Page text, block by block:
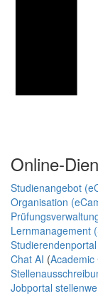
Online-
Studienangebot
Organisation
Lernmanagement
Chat AI (Academic
Jobportal